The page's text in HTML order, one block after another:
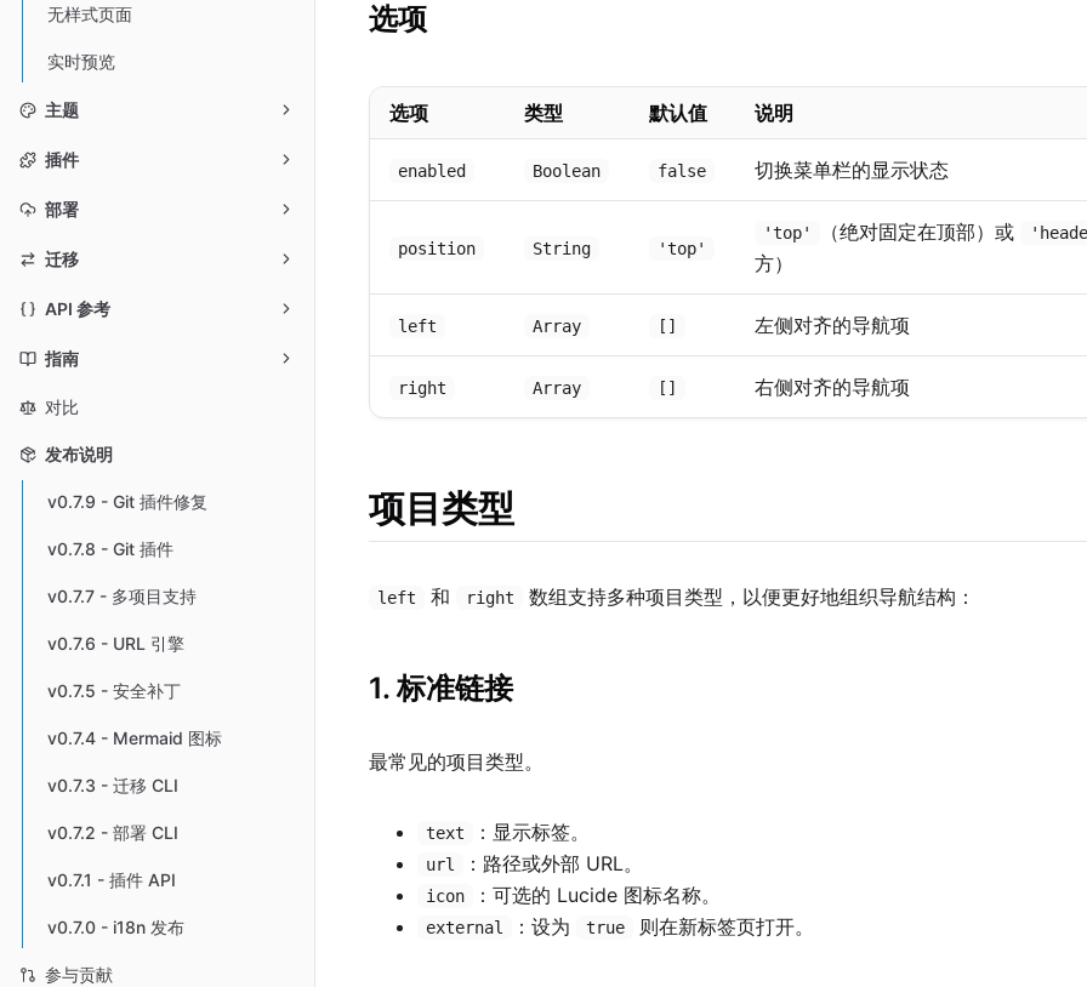
无样式页面
实时预览
主题
插件
部署
迁移
API 参考
指南
对比
发布说明
v0.7.9 - Git 插件修复
v0.7.8 - Git 插件
v0.7.7 - 多项目支持
v0.7.6 - URL 引擎
v0.7.5 - 安全补丁
v0.7.4 - Mermaid 图标
v0.7.3 - 迁移 CLI
v0.7.2 - 部署 CLI
v0.7.1 - 插件 API
v0.7.0 - i18n 发布
参与贡献
选项
选项 类型 默认值 说明
enabled Boolean false 切换菜单栏的显示状态
position String 'top'
'top' （绝对固定在顶部）或
方）
left Array [] 左侧对齐的导航项
right Array [] 右侧对齐的导航项
项目类型
left 和 right 数组支持多种项目类型，以便更好地组织导航结构：
1. 标准链接
最常见的项目类型。
text ：显示标签。
url ：路径或外部 URL。
icon ：可选的 Lucide 图标名称。
external ：设为 true 则在新标签页打开。